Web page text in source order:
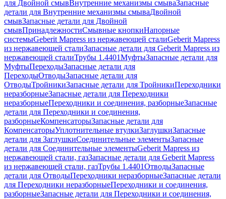
для Двойной смывВнутренние механизмы смываЗапасные
детали для Внутренние механизмы смываДвойной
смывЗапасные детали для Двойной
смывПринадлежностиСмывные кнопкиНапорные
системыGeberit Mapress из нержавеющей сталиGeberit Mapress
из нержавеющей сталиЗапасные детали для Geberit Mapress из
нержавеющей сталиТрубы 1.4401МуфтыЗапасные детали для
МуфтыПереходыЗапасные детали для
ПереходыОтводыЗапасные детали для
ОтводыТройникиЗапасные детали для ТройникиПереходники
неразборныеЗапасные детали для Переходники
неразборныеПереходники и соединения, разборныеЗапасные
детали для Переходники и соединения,
разборныеКомпенсаторыЗапасные детали для
КомпенсаторыУплотнительные втулкиЗаглушкиЗапасные
детали для ЗаглушкиСоединительные элементыЗапасные
детали для Соединительные элементыGeberit Mapress из
нержавеющей стали, газЗапасные детали для Geberit Mapress
из нержавеющей стали, газТрубы 1.4401ОтводыЗапасные
детали для ОтводыПереходники неразборныеЗапасные детали
для Переходники неразборныеПереходники и соединения,
разборныеЗапасные детали для Переходники и соединения,